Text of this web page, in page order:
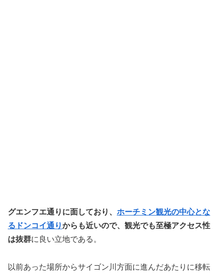
グエンフエ通りに面しており、 ホーチミン観光の中心とな
るドンコイ通りからも近いので、観光でも至極アクセス性
は抜群に良い立地である。
以前あった場所からサイゴン川方面に進んだあたりに移転